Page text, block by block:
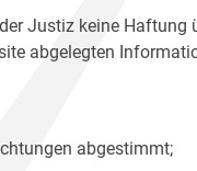
Justiz keine Haftung
abgelegten
abgestimmt;